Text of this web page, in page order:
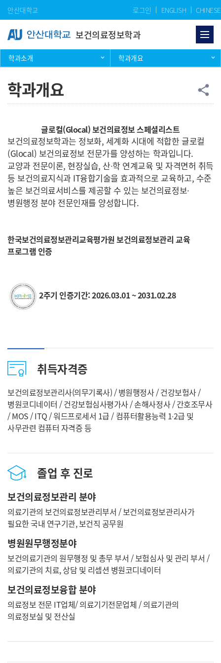
Skip Menu
안산대학교 로그인 ENGLISH CHINESE
보건의료정보학과
학과소개 학과개요
학과개요 공
share
보건의료행정과 소개
글로컬(Glocal) 보건의료정보 스페셜리스트
보건의료정보학과는 정보화, 세계화 시대에 적합한 글로컬
(Glocal) 보건의료정보 전문가를 양성하는 학과입니다.
교양과 전문이론, 현장실습, 산∙학 연계교육 및 자격면허 취득
등 보건의료지식과 IT융합기술을 효과적으로 교육하고, 수준
높은 보건의료서비스를 제공할 수 있는 보건의료정보∙
병원행정 분야 전문인재를 양성합니다.
한국보건의료정보관리교육평가원 보건의료정보관리 교육
프로그램 인증
2주기 인증기간: 2026.03.01 ~ 2031.02.28
취득자격증
보건의료정보관리사(의무기록사) / 병원행정사 / 건강보험사 /
병원코디네이터 / 건강보험심사평가사 / 손해사정사 / 간호조무사
/ MOS / ITQ / 워드프로세서 1급 / 컴퓨터활용능력 1∙2급 및
사무관련 컴퓨터 자격증 등
졸업 후 진로
보건의료정보관리 분야
의료기관의 보건의료정보관리부서 / 보건의료정보관리사가
필요한 국내 연구기관, 보건직 공무원
병원원무행정분야
보건의료기관의 원무행정 및 총무 부서 / 보험심사 및 관리 부서 /
의료기관의 치료, 상담 및 리셉션 병원코디네이터
보건의료정보융합 분야
의료정보 전문 IT업체/ 의료기기전문업체 / 의료기관의
의료정보실 및 전산실